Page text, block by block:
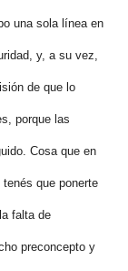
una sola línea en
y, a su vez,
de que lo
porque las
Cosa que en
que ponerte
falta de
preconcepto y